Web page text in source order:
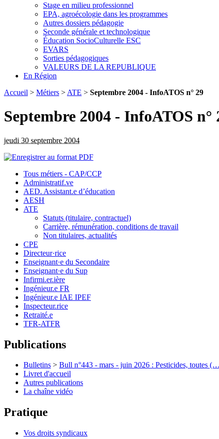
Stage en milieu professionnel
EPA, agroécologie dans les programmes
Autres dossiers pédagogie
Seconde générale et technologique
Éducation SocioCulturelle ESC
EVARS
Sorties pédagogiques
VALEURS DE LA REPUBLIQUE
En Région
Accueil > Métiers > ATE > Septembre 2004 - InfoATOS n° 29
Septembre 2004 - InfoATOS n°
jeudi 30 septembre 2004
Tous métiers - CAP/CCP
Administratif.ve
AED. Assistant.e d’éducation
AESH
ATE
Statuts (titulaire, contractuel)
Carrière, rémunération, conditions de travail
Non titulaires, actualités
CPE
Directeur·rice
Enseignant·e du Secondaire
Enseignant·e du Sup
Infirmi.er.ière
Ingénieur.e FR
Ingénieur.e IAE IPEF
Inspecteur.rice
Retraité.e
TFR-ATFR
Publications
Bulletins > Bull n°443 - mars - juin 2026 : Pesticides, toutes
Livret d'accueil
Autres publications
La chaîne vidéo
Pratique
Vos droits syndicaux